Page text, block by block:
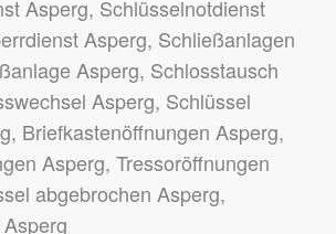
Asperg, Schlüsselnotdienst
Asperg, Schließanlagen
Asperg, Schlosstausch
Asperg, Schlüssel
Briefkastenöffnungen Asperg,
Asperg, Tressoröffnungen
abgebrochen Asperg,